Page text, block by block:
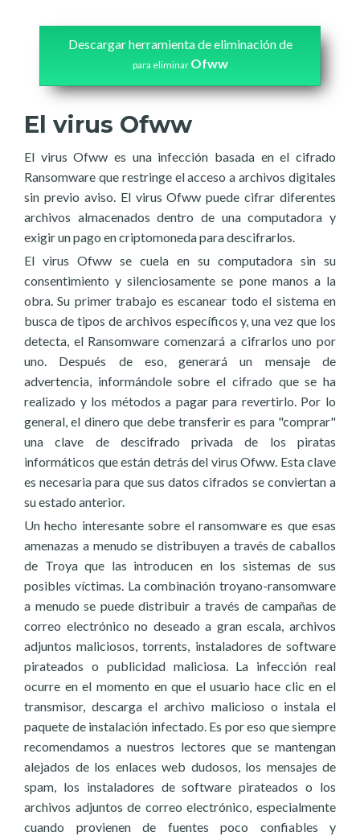
Descargar herramienta de eliminación de
para eliminar Ofww
El virus Ofww
El virus Ofww es una infección basada en el cifrado
Ransomware que restringe el acceso a archivos digitales
sin previo aviso. El virus Ofww puede cifrar diferentes
archivos almacenados dentro de una computadora y
exigir un pago en criptomoneda para descifrarlos.
El virus Ofww se cuela en su computadora sin su
consentimiento y silenciosamente se pone manos a la
obra. Su primer trabajo es escanear todo el sistema en
busca de tipos de archivos específicos y, una vez que los
detecta, el Ransomware comenzará a cifrarlos uno por
uno. Después de eso, generará un mensaje de
advertencia, informándole sobre el cifrado que se ha
realizado y los métodos a pagar para revertirlo. Por lo
general, el dinero que debe transferir es para "comprar"
una clave de descifrado privada de los piratas
informáticos que están detrás del virus Ofww. Esta clave
es necesaria para que sus datos cifrados se conviertan a
su estado anterior.
Un hecho interesante sobre el ransomware es que esas
amenazas a menudo se distribuyen a través de caballos
de Troya que las introducen en los sistemas de sus
posibles víctimas. La combinación troyano-ransomware
a menudo se puede distribuir a través de campañas de
correo electrónico no deseado a gran escala, archivos
adjuntos maliciosos, torrents, instaladores de software
pirateados o publicidad maliciosa. La infección real
ocurre en el momento en que el usuario hace clic en el
transmisor, descarga el archivo malicioso o instala el
paquete de instalación infectado. Es por eso que siempre
recomendamos a nuestros lectores que se mantengan
alejados de los enlaces web dudosos, los mensajes de
spam, los instaladores de software pirateados o los
archivos adjuntos de correo electrónico, especialmente
cuando provienen de fuentes poco confiables y